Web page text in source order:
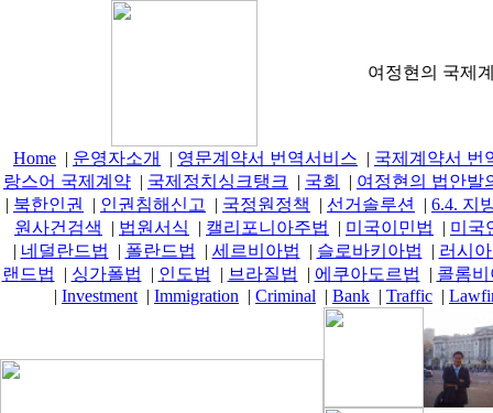
여정현의 국제
Home | 운영자소개 | 영문계약서 번역서비스 | 국제계약서 번
랑스어 국제계약 | 국제정치싱크탱크 | 국회 | 여정현의 법안발
| 북한인권 | 인권침해신고 | 국정원정책 | 선거솔루션 | 6.4. 지
원사건검색
| 법원서식 | 캘리포니아주법 | 미국이민법 | 미국
| 네덜란드법 | 폴란드법 | 세르비아법 | 슬로바키아법 | 러시
랜드법 | 싱가폴법 | 인도법 | 브라질법 | 에쿠아도르법 | 콜롬
| Investment | Immigration | Criminal | Bank | Traffic |